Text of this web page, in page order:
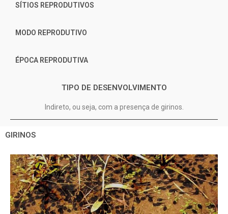
SÍTIOS REPRODUTIVOS
MODO REPRODUTIVO
ÉPOCA REPRODUTIVA
TIPO DE DESENVOLVIMENTO
Indireto, ou seja, com a presença de girinos.
GIRINOS